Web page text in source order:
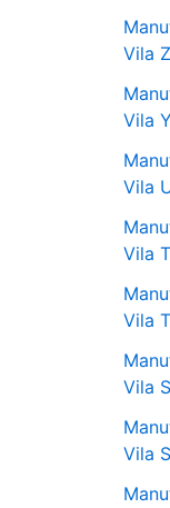
Vila
Vila
Vila
Vila
Vila
Vila
Vila